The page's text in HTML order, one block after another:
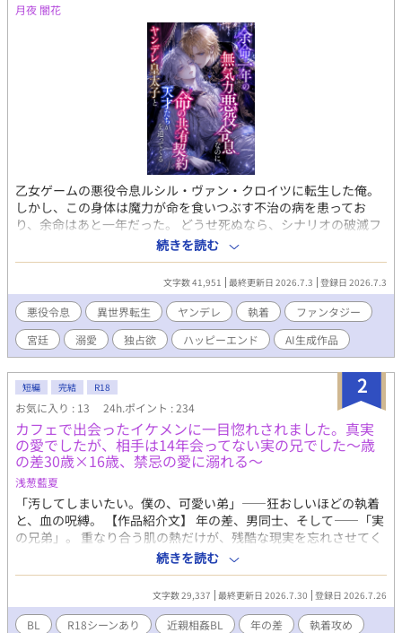
月夜 闇花
乙女ゲームの悪役令息ルシル・ヴァン・クロイツに転生した俺。
しかし、この身体は魔力が命を食いつぶす不治の病を患ってお
り、余命はあと一年だった。 どうせ死ぬなら、シナリオの破滅フ
ラグを回避し、誰の記憶にも残らず静かに消え去りたい。 そう願
って王太子アルフレッドに婚約破棄を申し出た。 ――だが、それ
がすべての狂気の始まりだった。 「君の手はひどく冷たいね。ま
るで死人のようだ。……婚約の破棄は認めない」 何も望まず、た
だ消えようとするルシルの儚げな諦観は、逆に攻略対象たちのド
ス黒い支配欲と執着に火をつけてしまう。 ヤンデレ王太子アルフ
レッドの圧倒的な拘束。 実直な騎士ガレッドの盲目的な献身。 天
才魔術師ノアの狂気的な探究。 ルシルが死の淵へ沈み込もうとし
たとき、三人は神の理に逆らう禁忌の魔術を実行する。 それは、
自らの命と魔力をルシルの身体へ直接繋ぎ止める『命の共有契
約』だった――。 「君はもう、どこへも行けない。永遠に、私た
ちと共にあるんだ」 死んで逃げることすら許されない豪奢な鳥籠
の中、悪役令息は息が詰まるほど甘い絶望と幸福に溺れていく。
ヤンデレ執着BLファンタジー、ここに開幕。
続きを読む
文字数 41,951 最終更新日 2026.7.3 登録日 2026.7.3
悪役令息 異世界転生 ヤンデレ 執着
ファンタジー
宮廷
溺愛 独占欲 ハッピーエンド AI生成作品
2
短編 完結 R18
お気に入り : 13 24h.ポイント : 234
カフェで出会ったイケメンに一目惚れされました。真実
の愛でしたが、相手は14年会ってない実の兄でした〜歳
の差30歳×16歳、禁忌の愛に溺れる〜
浅葱藍夏
「汚してしまいたい。僕の、可愛い弟」――狂おしいほどの執着
と、血の呪縛。 【作品紹介文】 年の差、男同士、そして――「実
の兄弟」。 重なり合う肌の熱だけが、残酷な現実を忘れさせてく
れる。 完璧な男・翡翠が、幼い弟・瑠璃に向けるのは、慈しみで
はなくドロドロとした独占欲。 「瑠璃、君の中は最高だ。ずっと
僕の中にいればいい」 母親の狂った愛情が二人を追い詰め、血の
惨劇へと加速していく。 理性を焼き尽くすほど濃密な、背徳の耽
美BL。
続きを読む
文字数 29,337 最終更新日 2026.7.30 登録日 2026.7.26
BL R18シーンあり 近親相姦BL 年の差
執着攻め